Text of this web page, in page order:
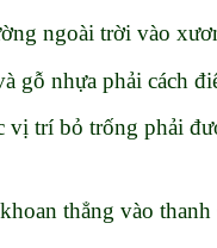
ngoài trời vào
gỗ nhựa phải cách
vị trí bỏ trống phải
thẳng vào